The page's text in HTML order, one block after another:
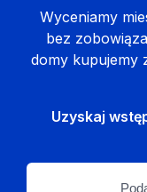
Wyceniamy
bez
domy kupujemy
Uzyskaj
Podaj